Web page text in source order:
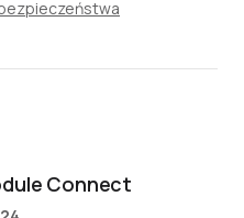
Connect